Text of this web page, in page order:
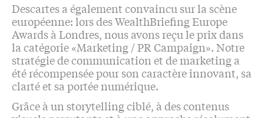
Descartes a également convaincu sur la scène
européenne: lors des WealthBriefing Europe
Awards à Londres, nous avons reçu le prix dans
la catégorie «Marketing / PR Campaign». Notre
stratégie de communication et de marketing a
été récompensée pour son caractère innovant, sa
clarté et sa portée numérique.
Grâce à un storytelling ciblé, à des contenus